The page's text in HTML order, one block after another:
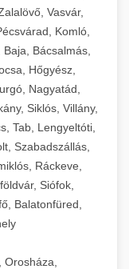
Vasvár,
Komló,
Bácsalmás,
Hőgyész,
Nagyatád,
Siklós, Villány,
Tab, Lengyeltóti,
Szabadszállás,
Ráckeve,
Siófok,
Balatonfüred,